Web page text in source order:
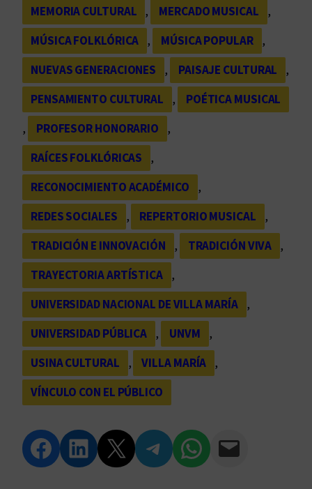
MEMORIA CULTURAL
, MERCADO MUSICAL
,
MÚSICA FOLKLÓRICA
, MÚSICA POPULAR
,
NUEVAS GENERACIONES
, PAISAJE CULTURAL
PENSAMIENTO CULTURAL
,
POÉTICA MUSICAL
,
PROFESOR HONORARIO
,
RAÍCES FOLKLÓRICAS
,
RECONOCIMIENTO ACADÉMICO
,
REDES SOCIALES
, REPERTORIO MUSICAL
,
TRADICIÓN E INNOVACIÓN
, TRADICIÓN VIVA
,
TRAYECTORIA ARTÍSTICA
,
UNIVERSIDAD NACIONAL DE VILLA MARÍA
,
UNIVERSIDAD PÚBLICA
, UNVM
,
USINA CULTURAL
, VILLA MARÍA
,
VÍNCULO CON EL PÚBLICO
Compartir en Facebook Compartir en LinkedIn Compartir en Twitter Compartir en Telegram Compartir en WhatsApp Compartir vía Email